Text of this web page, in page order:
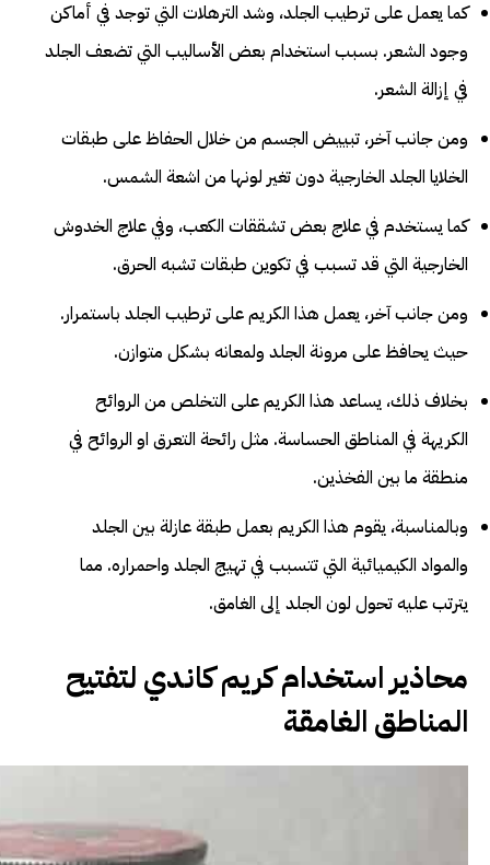
كما يعمل على ترطيب الجلد، وشد الترهلات التي توجد في أماكن
وجود الشعر. بسبب استخدام بعض الأساليب التي تضعف الجلد
في إزالة الشعر.
ومن جانب آخر، تبييض الجسم من خلال الحفاظ على طبقات
الخلايا الجلد الخارجية دون تغير لونها من اشعة الشمس.
كما يستخدم في علاج بعض تشققات الكعب، وفي علاج الخدوش
الخارجية التي قد تسبب في تكوين طبقات تشبه الحرق.
ومن جانب آخر، يعمل هذا الكريم على ترطيب الجلد باستمرار.
حيث يحافظ على مرونة الجلد ولمعانه بشكل متوازن.
بخلاف ذلك، يساعد هذا الكريم على التخلص من الروائح
الكريهة في المناطق الحساسة. مثل رائحة التعرق او الروائح في
منطقة ما بين الفخذين.
وبالمناسبة، يقوم هذا الكريم بعمل طبقة عازلة بين الجلد
والمواد الكيميائية التي تتسبب في تهيج الجلد واحمراره. مما
يترتب عليه تحول لون الجلد إلى الغامق.
محاذير استخدام كريم كاندي لتفتيح
المناطق الغامقة